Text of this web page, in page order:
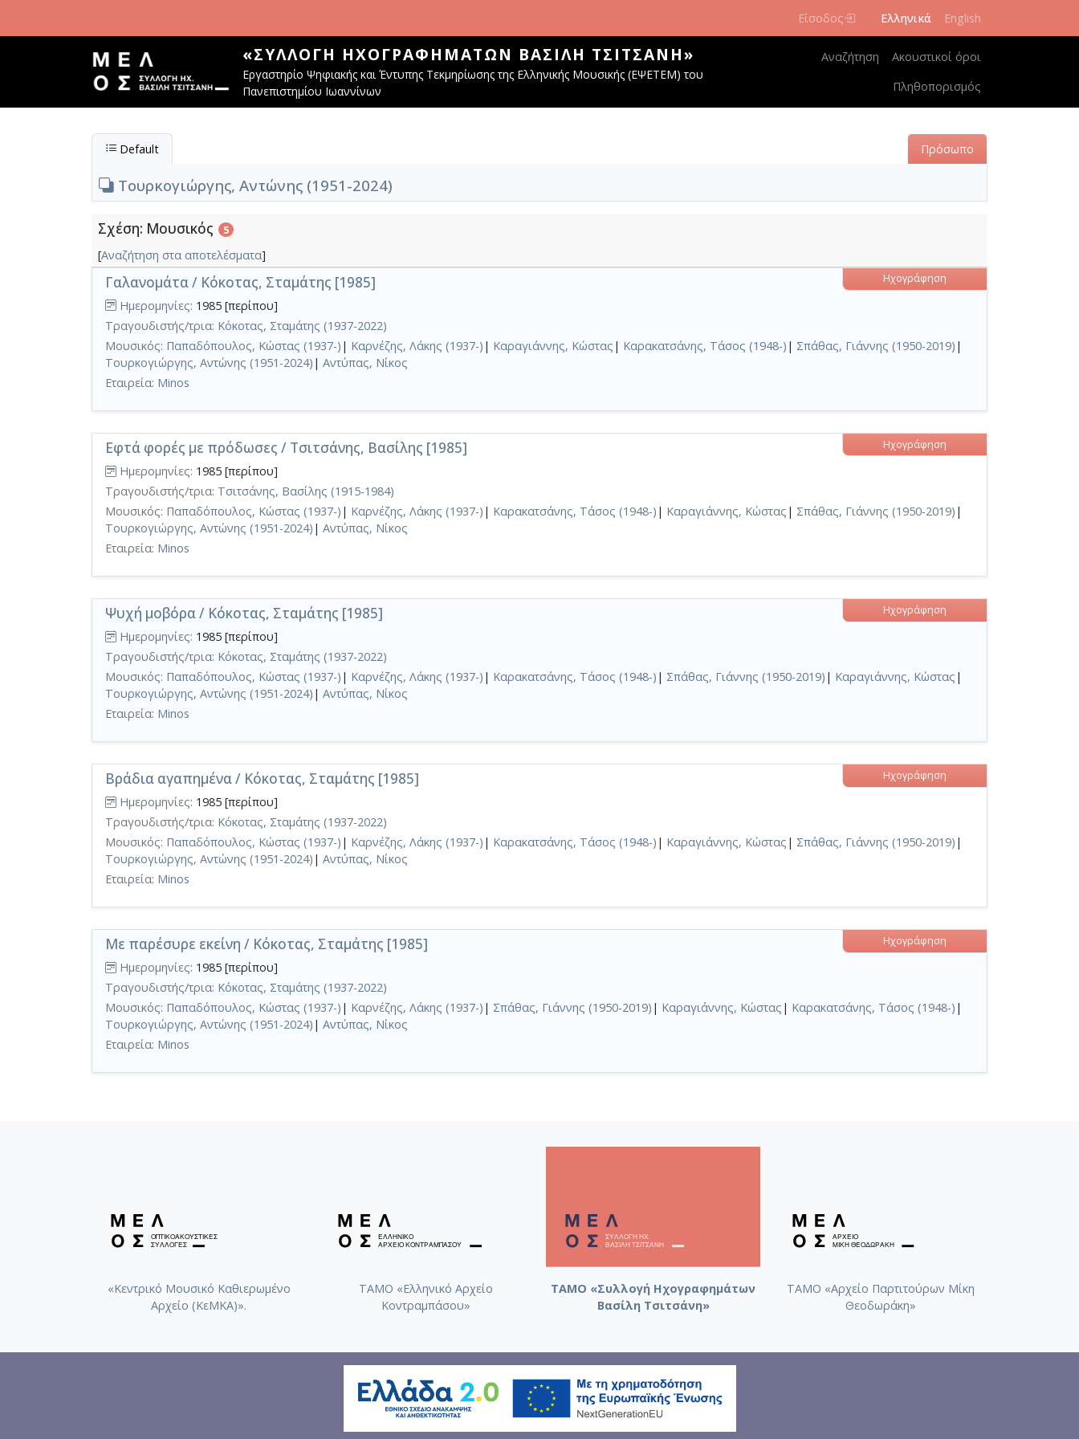
Είσοδος Ελληνικά English
«ΣΥΛΛΟΓΉ ΗΧΟΓΡΑΦΗΜΆΤΩΝ ΒΑΣΊΛΗ ΤΣΙΤΣΆΝΗ»
Εργαστηρίο Ψηφιακής και Έντυπης Τεκμηρίωσης της Ελληνικής Μουσικής (ΕΨΕΤΕΜ) του
Πανεπιστημίου Ιωαννίνων
Κεντρική πλοήγηση
Αναζήτηση
Ακουστικοί όροι
Πληθοπορισμός
Default Πρόσωπο
Τουρκογιώργης, Αντώνης (1951-2024)
Σχέση: Μουσικός 5
[Αναζήτηση στα αποτελέσματα]
Γαλανομάτα / Κόκοτας, Σταμάτης [1985] Ηχογράφηση
Ημερομηνίες: 1985 [περίπου]
Τραγουδιστής/τρια: Κόκοτας, Σταμάτης (1937-2022)
Μουσικός: Παπαδόπουλος, Κώστας (1937-) | Καρνέζης, Λάκης (1937-) | Καραγιάννης, Κώστας | Καρακατσάνης, Τάσος (1948-) | Σπάθας, Γιάννης (1950-2019) |
Τουρκογιώργης, Αντώνης (1951-2024) | Αντύπας, Νίκος
Εταιρεία: Minos
Εφτά φορές με πρόδωσες / Τσιτσάνης, Βασίλης [1985] Ηχογράφηση
Ημερομηνίες: 1985 [περίπου]
Τραγουδιστής/τρια: Τσιτσάνης, Βασίλης (1915-1984)
Μουσικός: Παπαδόπουλος, Κώστας (1937-) | Καρνέζης, Λάκης (1937-) | Καρακατσάνης, Τάσος (1948-) | Καραγιάννης, Κώστας | Σπάθας, Γιάννης (1950-2019) |
Τουρκογιώργης, Αντώνης (1951-2024) | Αντύπας, Νίκος
Εταιρεία: Minos
Ψυχή μοβόρα / Κόκοτας, Σταμάτης [1985] Ηχογράφηση
Ημερομηνίες: 1985 [περίπου]
Τραγουδιστής/τρια: Κόκοτας, Σταμάτης (1937-2022)
Μουσικός: Παπαδόπουλος, Κώστας (1937-) | Καρνέζης, Λάκης (1937-) | Καρακατσάνης, Τάσος (1948-) | Σπάθας, Γιάννης (1950-2019) | Καραγιάννης, Κώστας |
Τουρκογιώργης, Αντώνης (1951-2024) | Αντύπας, Νίκος
Εταιρεία: Minos
Βράδια αγαπημένα / Κόκοτας, Σταμάτης [1985] Ηχογράφηση
Ημερομηνίες: 1985 [περίπου]
Τραγουδιστής/τρια: Κόκοτας, Σταμάτης (1937-2022)
Μουσικός: Παπαδόπουλος, Κώστας (1937-) | Καρνέζης, Λάκης (1937-) | Καρακατσάνης, Τάσος (1948-) | Καραγιάννης, Κώστας | Σπάθας, Γιάννης (1950-2019) |
Τουρκογιώργης, Αντώνης (1951-2024) | Αντύπας, Νίκος
Εταιρεία: Minos
Με παρέσυρε εκείνη / Κόκοτας, Σταμάτης [1985] Ηχογράφηση
Ημερομηνίες: 1985 [περίπου]
Τραγουδιστής/τρια: Κόκοτας, Σταμάτης (1937-2022)
Μουσικός: Παπαδόπουλος, Κώστας (1937-) | Καρνέζης, Λάκης (1937-) | Σπάθας, Γιάννης (1950-2019) | Καραγιάννης, Κώστας | Καρακατσάνης, Τάσος (1948-) |
Τουρκογιώργης, Αντώνης (1951-2024) | Αντύπας, Νίκος
Εταιρεία: Minos
«Κεντρικό Μουσικό Καθιερωμένο
Αρχείο (ΚεΜΚΑ)».
ΤΑΜΟ «Ελληνικό Αρχείο
Κοντραμπάσου»
ΤΑΜΟ «Συλλογή Ηχογραφημάτων
Βασίλη Τσιτσάνη»
ΤΑΜΟ «Αρχείο Παρτιτούρων Μίκη
Θεοδωράκη»